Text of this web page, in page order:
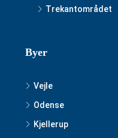
Trekantområdet
Byer
Vejle
Odense
Kjellerup